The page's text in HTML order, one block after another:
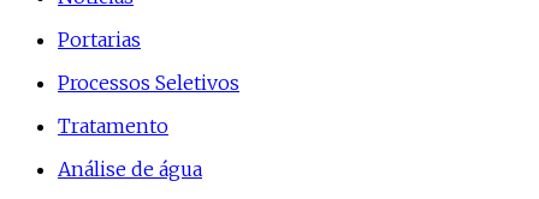
Portarias
Processos Seletivos
Tratamento
Análise de água